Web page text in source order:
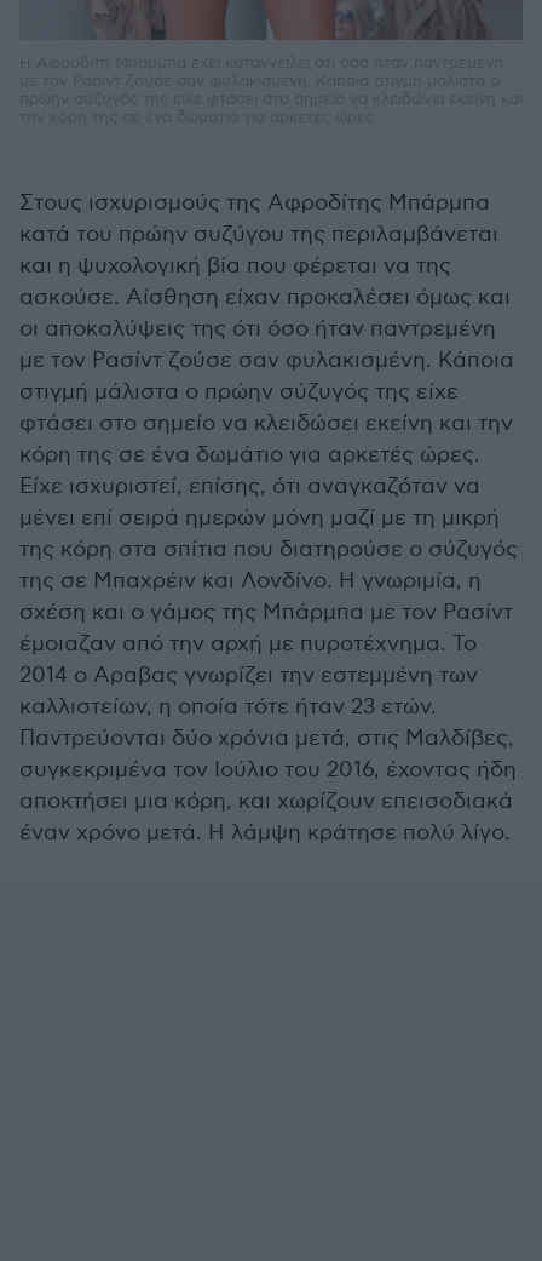
Στους ισχυρισμούς της Αφροδίτης Μπάρμπα
κατά του πρώην συζύγου της περιλαμβάνεται
και η ψυχολογική βία που φέρεται να της
ασκούσε. Αίσθηση είχαν προκαλέσει όμως και
οι αποκαλύψεις της ότι όσο ήταν παντρεμένη
με τον Ρασίντ ζούσε σαν φυλακισμένη. Κάποια
στιγμή μάλιστα ο πρώην σύζυγός της είχε
φτάσει στο σημείο να κλειδώσει εκείνη και την
κόρη της σε ένα δωμάτιο για αρκετές ώρες.
Είχε ισχυριστεί, επίσης, ότι αναγκαζόταν να
μένει επί σειρά ημερών μόνη μαζί με τη μικρή
της κόρη στα σπίτια που διατηρούσε ο σύζυγός
της σε Μπαχρέιν και Λονδίνο. Η γνωριμία, η
σχέση και ο γάμος της Μπάρμπα με τον Ρασίντ
έμοιαζαν από την αρχή με πυροτέχνημα. Το
2014 ο Αραβας γνωρίζει την εστεμμένη των
καλλιστείων, η οποία τότε ήταν 23 ετών.
Παντρεύονται δύο χρόνια μετά, στις Μαλδίβες,
συγκεκριμένα τον Ιούλιο του 2016, έχοντας ήδη
αποκτήσει μια κόρη, και χωρίζουν επεισοδιακά
έναν χρόνο μετά. Η λάμψη κράτησε πολύ λίγο.